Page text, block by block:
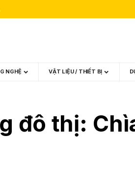
.
NGHỆ VẬT LIỆU / THIẾT BỊ
đô thị: